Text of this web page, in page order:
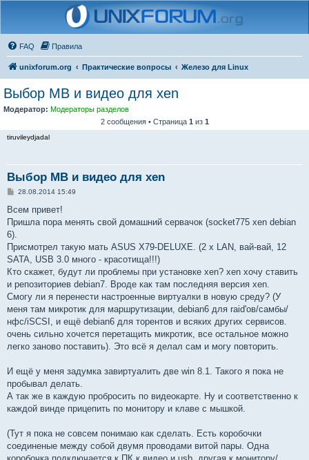
FAQ Правила
unixforum.org Практические вопросы Железо для Linux
Выбор MB и видео для xen
Модератор: Модераторы разделов
2 сообщения • Страница 1 из 1
tiruvileydjadal
Выбор MB и видео для xen
С
о
щ
и
е
28.08.2014 15:49
Всем привет!
Пришла пора менять свой домашний сервачок (socket775 xen debian
6).
Присмотрел такую мать ASUS X79-DELUXE. (2 x LAN, вай-вай, 12
SATA, USB 3.0 много - красотища!!!)
Кто скажет, будут ли проблемы при установке xen? xen хочу ставить
и репозиториев debian7. Вроде как там последняя версия xen.
Смогу ли я перенести настроенные виртуалки в новую среду? (У
меня там микротик для маршрутизации, debian6 для raid'ов/самбы/
нфс/iSCSI, и ещё debian6 для торентов и всяких других сервисов.
очень сильно хочется перетащить микротик, все остальное можно
легко заново поставить). Это всё я делал сам и могу повторить.
И ещё у меня задумка завиртуалить две win 8.1. Такого я пока не
пробывал делать.
А так же в каждую пробросить по видеокарте. Ну и соответственно к
каждой винде прицепить по монитору и клаве с мышкой.
(Тут я пока не совсем понимаю как сделать. Есть коробочки
соединеные между собой двумя проводами витой пары. Одна